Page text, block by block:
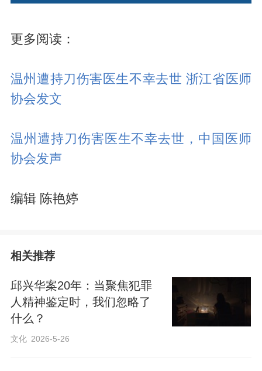
更多阅读：
温州遭持刀伤害医生不幸去世 浙江省医师
协会发文
温州遭持刀伤害医生不幸去世，中国医师
协会发声
编辑 陈艳婷
相关推荐
邱兴华案20年：当聚焦犯罪
人精神鉴定时，我们忽略了
什么？
文化 2026-5-26